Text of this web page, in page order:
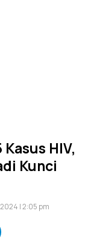
HIV,
Kunci
| 2:05 pm